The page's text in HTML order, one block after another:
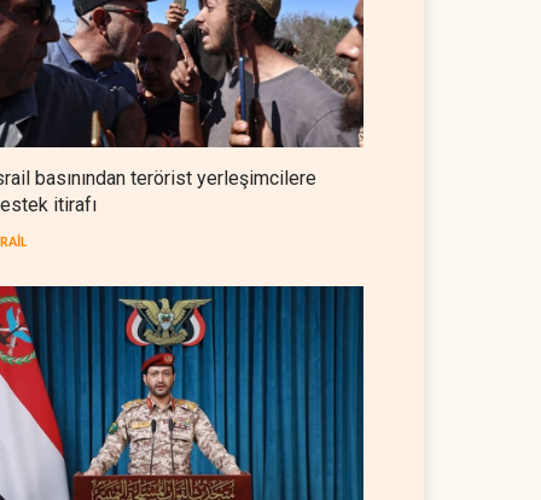
askerlerinin Lübnan'daki
oteli yağmaladığı ortaya
05 Ağustos 2026
Hürmüz ve Babülmendep
NYT: Washington, İran'ı yine
okuyamadı
BATI YARIM KÜRE 05 Ağustos 2026
İsrailli istihbaratçı: ABD'nin
mühimmatının bittiği iddiası
bir iç kavga
İran karşısında 'zor kararlara'
sevk ediyor
BATI YARIM KÜRE
basınından terörist yerleşimcilere
itirafı